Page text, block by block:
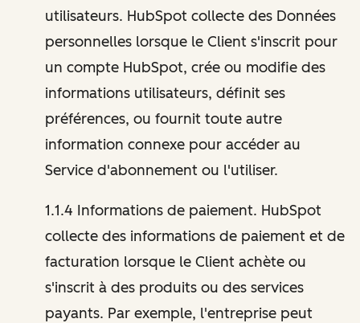
utilisateurs. HubSpot collecte des Données
personnelles lorsque le Client s'inscrit pour
un compte HubSpot, crée ou modifie des
informations utilisateurs, définit ses
préférences, ou fournit toute autre
information connexe pour accéder au
Service d'abonnement ou l'utiliser.
1.1.4 Informations de paiement. HubSpot
collecte des informations de paiement et de
facturation lorsque le Client achète ou
s'inscrit à des produits ou des services
payants. Par exemple, l'entreprise peut